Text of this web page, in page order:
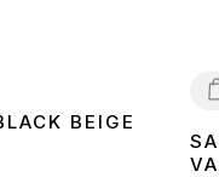
BEIGE